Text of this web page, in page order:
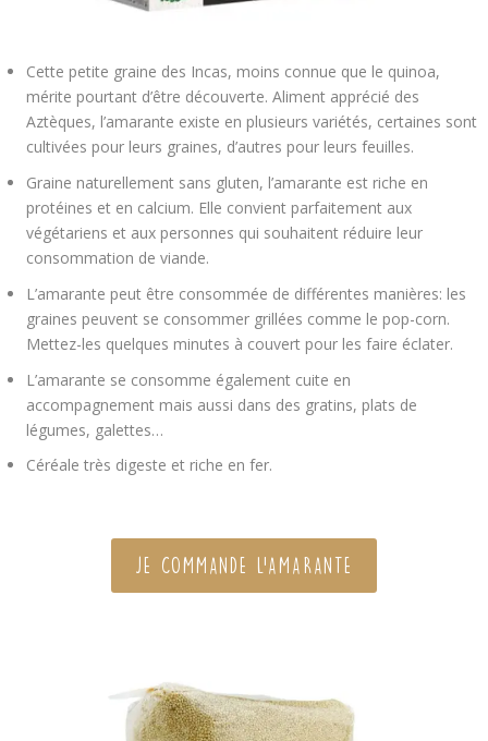
Cette petite graine des Incas, moins connue que le quinoa,
mérite pourtant d’être découverte. Aliment apprécié des
Aztèques, l’amarante existe en plusieurs variétés, certaines sont
cultivées pour leurs graines, d’autres pour leurs feuilles.
Graine naturellement sans gluten, l’amarante est riche en
protéines et en calcium. Elle convient parfaitement aux
végétariens et aux personnes qui souhaitent réduire leur
consommation de viande.
L’amarante peut être consommée de différentes manières: les
graines peuvent se consommer grillées comme le pop-corn.
Mettez-les quelques minutes à couvert pour les faire éclater.
L’amarante se consomme également cuite en
accompagnement mais aussi dans des gratins, plats de
légumes, galettes…
Céréale très digeste et riche en fer.
JE COMMANDE L'AMARANTE